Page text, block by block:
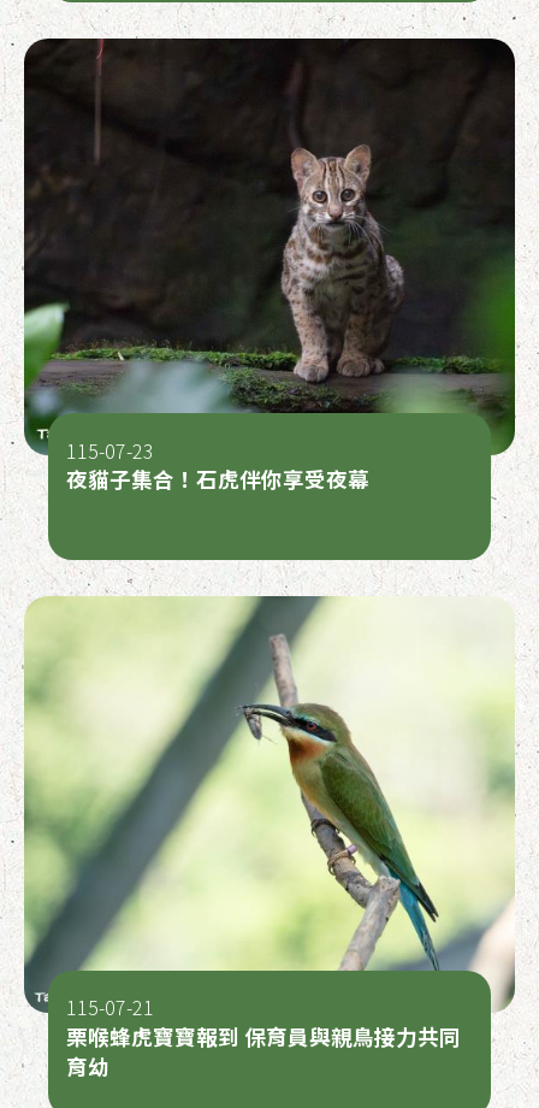
夜貓子集合！石虎伴你享受夜幕
115-07-23
栗喉蜂虎寶寶報到 保育員與親鳥接力共同
育幼
115-07-21